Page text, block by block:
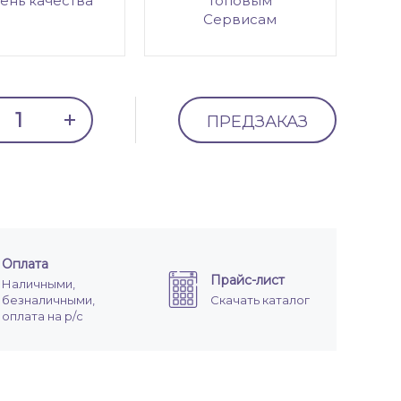
Сервисам
ПРЕДЗАКАЗ
Оплата
Наличными,
безналичными,
оплата на р/с
Прайс-лист
Скачать каталог